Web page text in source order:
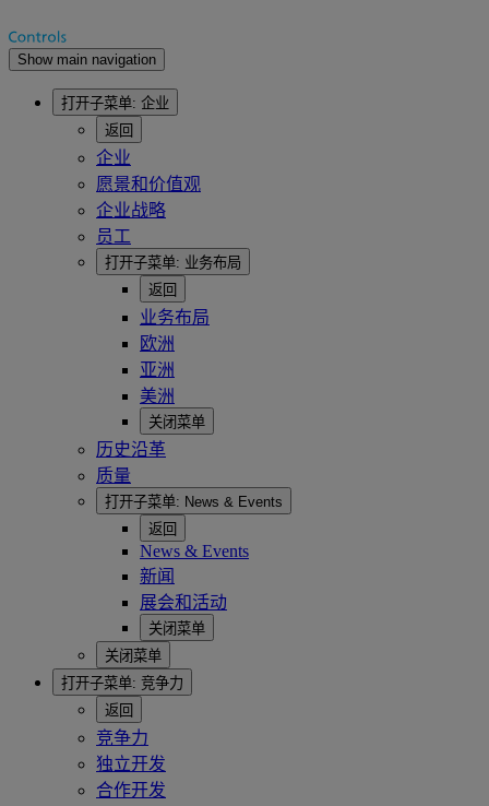
Show main navigation
打开子菜单: 企业
返回
企业
愿景和价值观
企业战略
员工
打开子菜单: 业务布局
返回
业务布局
欧洲
亚洲
美洲
关闭菜单
历史沿革
质量
打开子菜单: News & Events
返回
News & Events
新闻
展会和活动
关闭菜单
关闭菜单
打开子菜单: 竞争力
返回
竞争力
独立开发
合作开发